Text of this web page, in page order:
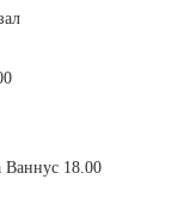
18.00